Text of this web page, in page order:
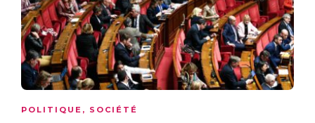
POLITIQUE , SOCIÉTÉ